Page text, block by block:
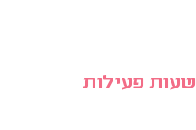
שעות פעילות